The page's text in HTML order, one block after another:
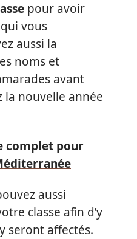
pour avoir
vous
aussi la
noms et
avant
la nouvelle année
complet pour
aussi
classe afin d’y
seront affectés.